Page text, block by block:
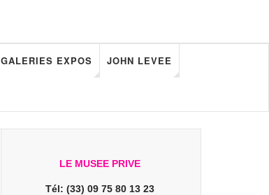
GALERIES EXPOS JOHN LEVEE
LE MUSEE PRIVE
Tél: (33) 09 75 80 13 23